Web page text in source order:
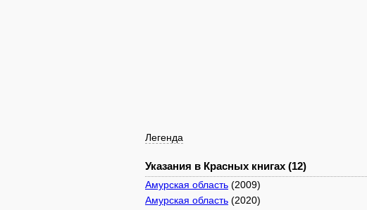
Легенда
Указания в Красных книгах (12)
Амурская область (2009)
Амурская область (2020)